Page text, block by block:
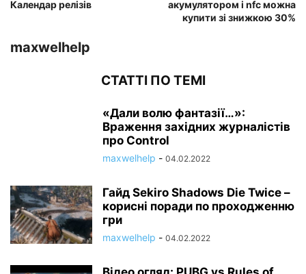
Календар релізів
акумулятором і nfc можна
купити зі знижкою 30%
maxwelhelp
СТАТТІ ПО ТЕМІ
«Дали волю фантазії…»:
Враження західних журналістів
про Control
maxwelhelp - 04.02.2022
Гайд Sekiro Shadows Die Twice –
корисні поради по проходженню
гри
maxwelhelp - 04.02.2022